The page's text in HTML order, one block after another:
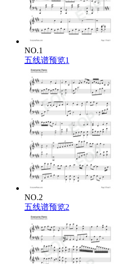
NO.1
五线谱预览1
NO.2
五线谱预览2